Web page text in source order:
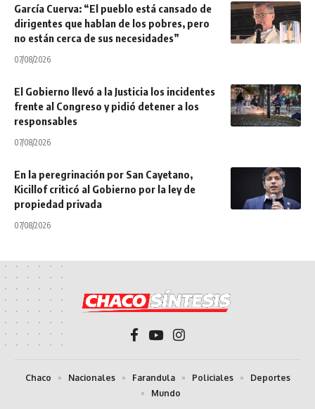
García Cuerva: “El pueblo está cansado de
dirigentes que hablan de los pobres, pero
no están cerca de sus necesidades”
07/08/2026
El Gobierno llevó a la Justicia los incidentes
frente al Congreso y pidió detener a los
responsables
07/08/2026
En la peregrinación por San Cayetano,
Kicillof criticó al Gobierno por la ley de
propiedad privada
07/08/2026
Chaco Nacionales Farandula Policiales
Deportes
Mundo